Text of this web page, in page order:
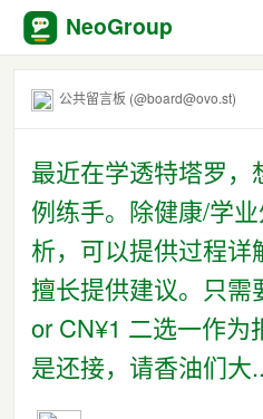
NeoGroup
公共留言板 (@board@ovo.st)
最近在学透特塔罗，
例练手。除健康/学
析，可以提供过程详
擅长提供建议。只
or CN¥1 二选一作为
是还接，请香油们大